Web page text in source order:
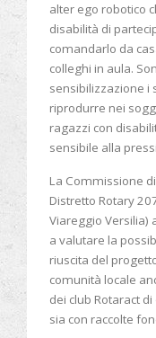
alter ego robotico
disabilità di
comandarlo da
colleghi in aula.
sensibilizzazione i
riprodurre nei
ragazzi con
sensibile alla
La Commissione
Distretto Rotary
Viareggio Versilia)
a valutare la
riuscita del
comunità locale
dei club Rotaract
sia con raccolte